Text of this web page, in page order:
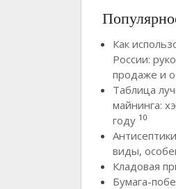
Как
России:
продаже и
Таблица
майнинга:
году 10
виды,
Кладовая
Бумага-